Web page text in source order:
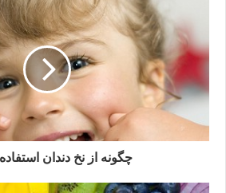
چگونه از نخ دندان